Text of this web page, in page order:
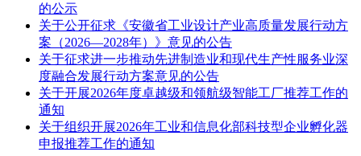
的公示
关于公开征求《安徽省工业设计产业高质量发展行动方
案（2026—2028年）》意见的公告
关于征求进一步推动先进制造业和现代生产性服务业深
度融合发展行动方案意见的公告
关于开展2026年度卓越级和领航级智能工厂推荐工作的
通知
关于组织开展2026年工业和信息化部科技型企业孵化器
申报推荐工作的通知